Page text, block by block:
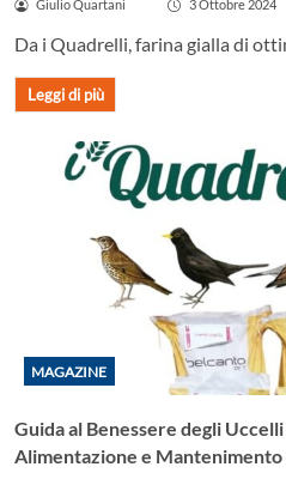
Giulio Quartani 3 Ottobre 2024
Da i Quadrelli, farina gialla di
Leggi di più
MAGAZINE
Guida al Benessere degli Uccelli
Alimentazione e Mantenimento